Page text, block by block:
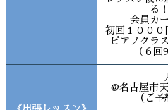
る
会員カ
初回１０００
ピアノクラ
（６回
@名古屋市
（ご